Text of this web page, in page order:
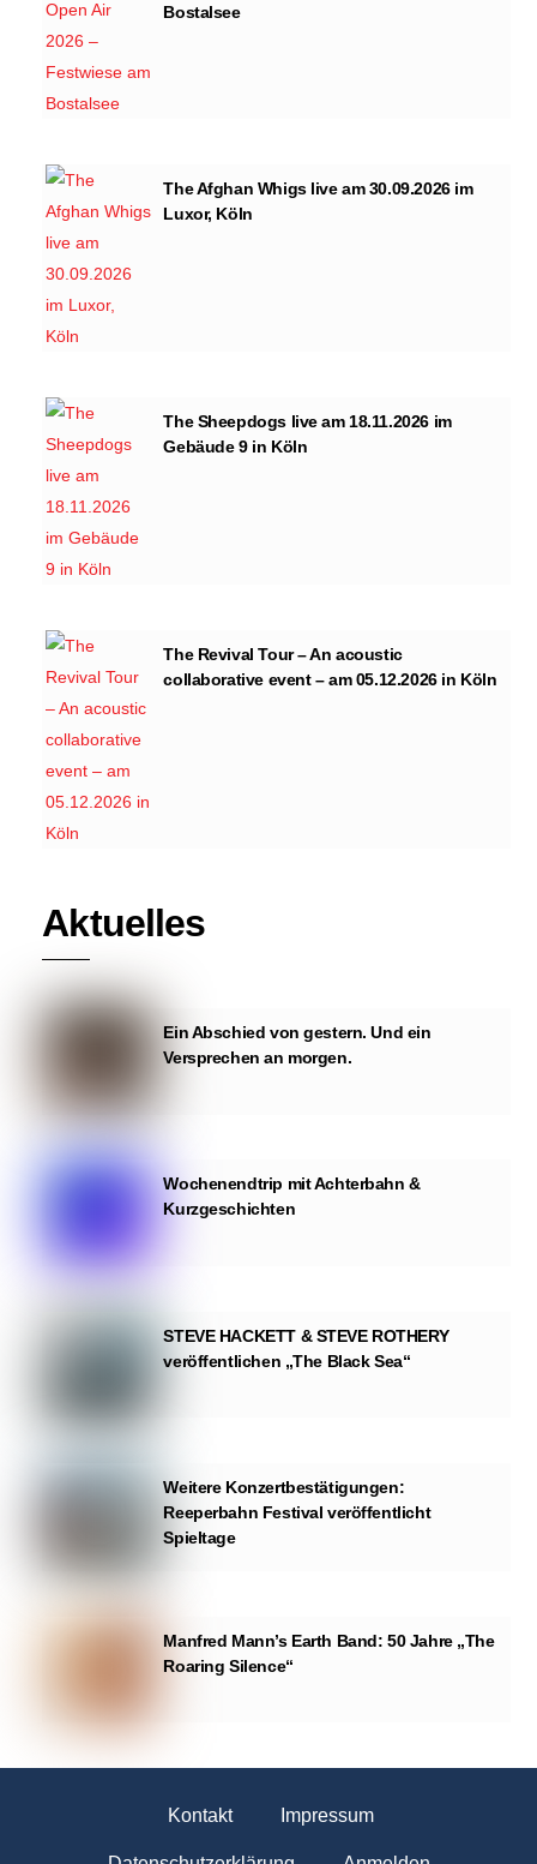
Bostalsee
The Afghan Whigs live am 30.09.2026 im
Luxor, Köln
The Sheepdogs live am 18.11.2026 im
Gebäude 9 in Köln
The Revival Tour – An acoustic
collaborative event – am 05.12.2026 in Köln
Aktuelles
Ein Abschied von gestern. Und ein
Versprechen an morgen.
Wochenendtrip mit Achterbahn &
Kurzgeschichten
STEVE HACKETT & STEVE ROTHERY
veröffentlichen „The Black Sea“
Weitere Konzertbestätigungen:
Reeperbahn Festival veröffentlicht
Spieltage
Manfred Mann’s Earth Band: 50 Jahre „The
Roaring Silence“
Kontakt Impressum